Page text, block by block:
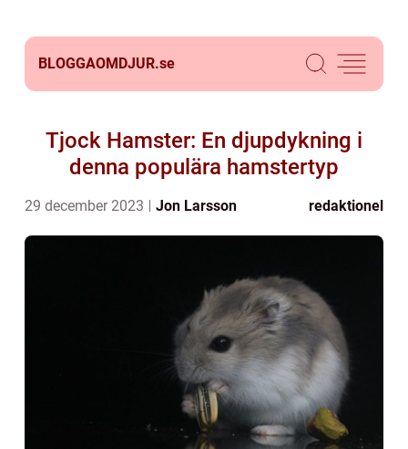
BLOGGAOMDJUR.se
Tjock Hamster: En djupdykning i
denna populära hamstertyp
29 december 2023 Jon Larsson redaktionel